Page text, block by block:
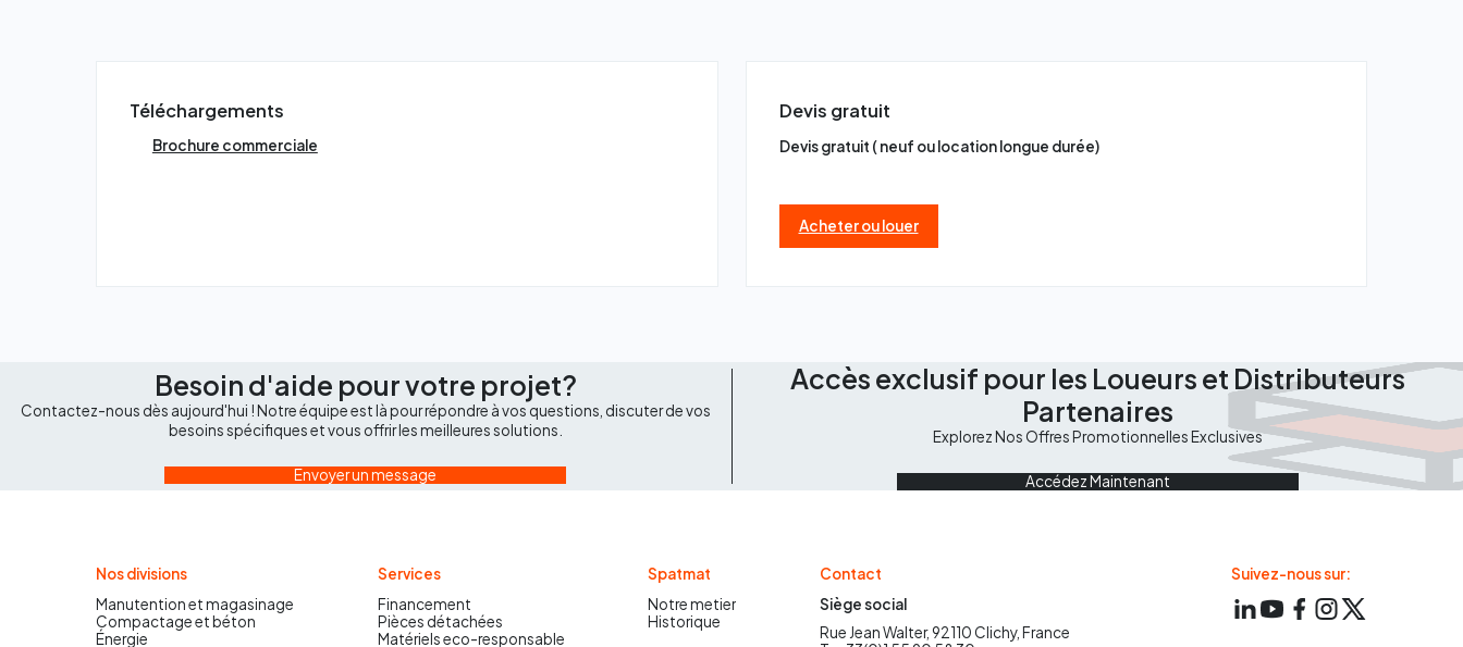
Téléchargements
Brochure commerciale
Devis gratuit
Devis gratuit ( neuf ou location longue durée)
Acheter ou louer
Besoin d'aide pour votre projet?
Contactez-nous dès aujourd'hui ! Notre équipe est là pour répondre à vos questions, discuter de vos
besoins spécifiques et vous offrir les meilleures solutions.
Envoyer un message
Accès exclusif pour les Loueurs et Distributeurs
Partenaires
Explorez Nos Offres Promotionnelles Exclusives
Accédez Maintenant
Nos divisions
Manutention et magasinage
Compactage et béton
Énergie
Services
Financement
Pièces détachées
Matériels eco-responsable
Spatmat
Notre metier
Historique
Contact
Siège social
Rue Jean Walter, 92110 Clichy, France
Suivez-nous sur: